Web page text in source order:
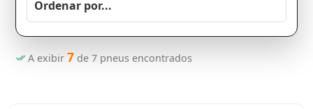
A exibir 7 de 7 pneus encontrados